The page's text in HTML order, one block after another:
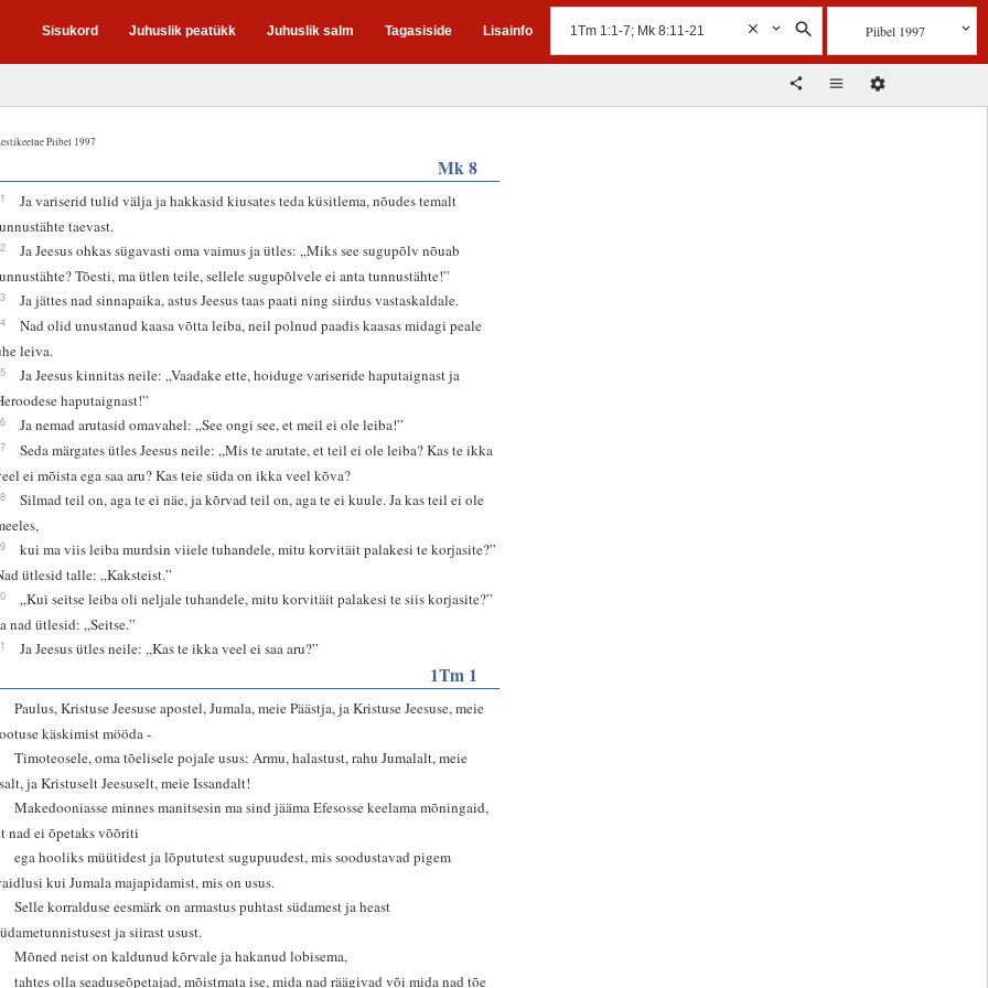
Sisukord Juhuslik peatükk Juhuslik salm Tagasiside Lisainfo Piibel 1997
Piibel 1997
Mk 8
Ja variserid tulid välja ja hakkasid kiusates teda küsitlema, nõudes temalt
taevast.
Ja Jeesus ohkas sügavasti oma vaimus ja ütles: „Miks see sugupõlv nõuab
Tõesti, ma ütlen teile, sellele sugupõlvele ei anta tunnustähte!”
Ja jättes nad sinnapaika, astus Jeesus taas paati ning siirdus vastaskaldale.
Nad olid unustanud kaasa võtta leiba, neil polnud paadis kaasas midagi peale
leiva.
Ja Jeesus kinnitas neile: „Vaadake ette, hoiduge variseride haputaignast ja
haputaignast!”
Ja nemad arutasid omavahel: „See ongi see, et meil ei ole leiba!”
Seda märgates ütles Jeesus neile: „Mis te arutate, et teil ei ole leiba? Kas te ikka
ei mõista ega saa aru? Kas teie süda on ikka veel kõva?
Silmad teil on, aga te ei näe, ja kõrvad teil on, aga te ei kuule. Ja kas teil ei ole
kui ma viis leiba murdsin viiele tuhandele, mitu korvitäit palakesi te korjasite?”
ütlesid talle: „Kaksteist.”
„Kui seitse leiba oli neljale tuhandele, mitu korvitäit palakesi te siis korjasite?”
nad ütlesid: „Seitse.”
Ja Jeesus ütles neile: „Kas te ikka veel ei saa aru?”
1Tm 1
Paulus, Kristuse Jeesuse apostel, Jumala, meie Päästja, ja Kristuse Jeesuse, meie
käskimist mööda -
Timoteosele, oma tõelisele pojale usus: Armu, halastust, rahu Jumalalt, meie
ja Kristuselt Jeesuselt, meie Issandalt!
Makedooniasse minnes manitsesin ma sind jääma Efesosse keelama mõningaid,
nad ei õpetaks võõriti
ega hooliks müütidest ja lõpututest sugupuudest, mis soodustavad pigem
kui Jumala majapidamist, mis on usus.
Selle korralduse eesmärk on armastus puhtast südamest ja heast
ja siirast usust.
Mõned neist on kaldunud kõrvale ja hakanud lobisema,
tahtes olla seaduseõpetajad, mõistmata ise, mida nad räägivad või mida nad tõe